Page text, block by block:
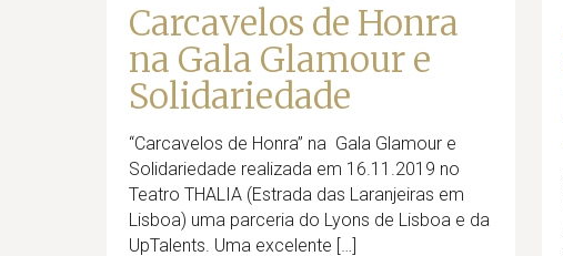
Carcavelos de Honra
na Gala Glamour e
Solidariedade
“Carcavelos de Honra” na Gala Glamour e
Solidariedade realizada em 16.11.2019 no
Teatro THALIA (Estrada das Laranjeiras em
Lisboa) uma parceria do Lyons de Lisboa e da
UpTalents. Uma excelente […]